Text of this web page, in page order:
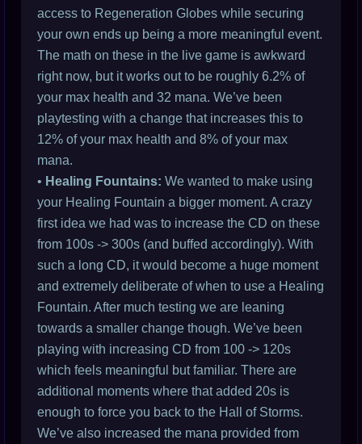
access to Regeneration Globes while securing
your own ends up being a more meaningful event.
The math on these in the live game is awkward
right now, but it works out to be roughly 6.2% of
your max health and 32 mana. We’ve been
playtesting with a change that increases this to
12% of your max health and 8% of your max
mana.
• Healing Fountains: We wanted to make using
your Healing Fountain a bigger moment. A crazy
first idea we had was to increase the CD on these
from 100s -> 300s (and buffed accordingly). With
such a long CD, it would become a huge moment
and extremely deliberate of when to use a Healing
Fountain. After much testing we are leaning
towards a smaller change though. We’ve been
playing with increasing CD from 100 -> 120s
which feels meaningful but familiar. There are
additional moments where that added 20s is
enough to force you back to the Hall of Storms.
We’ve also increased the mana provided from